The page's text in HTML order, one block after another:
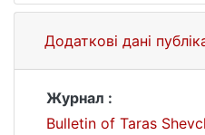
Додаткові дані
Журнал :
Bulletin of Taras